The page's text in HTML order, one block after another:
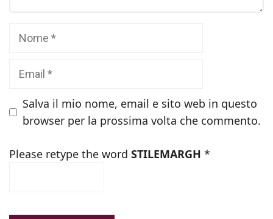
Salva il mio nome, email e sito web in questo
browser per la prossima volta che commento.
Please retype the word STILEMARGH *